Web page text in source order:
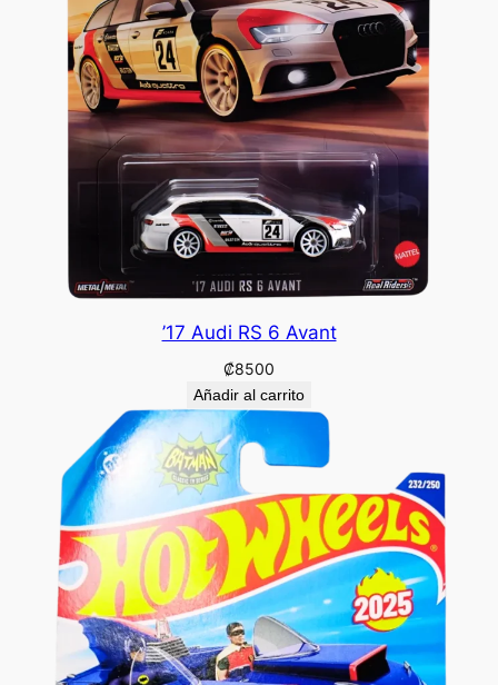
’17 Audi RS 6 Avant
₡8500
Añadir al carrito